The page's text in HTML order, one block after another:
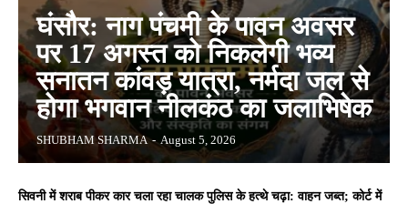
घंसौर: नाग पंचमी के पावन अवसर
पर 17 अगस्त को निकलेगी भव्य
सनातन कांवड़ यात्रा, नर्मदा जल से
होगा भगवान नीलकंठ का जलाभिषेक
SHUBHAM SHARMA - August 5, 2026
सिवनी में शराब पीकर कार चला रहा चालक पुलिस के हत्थे चढ़ा: वाहन जब्त; कोर्ट में